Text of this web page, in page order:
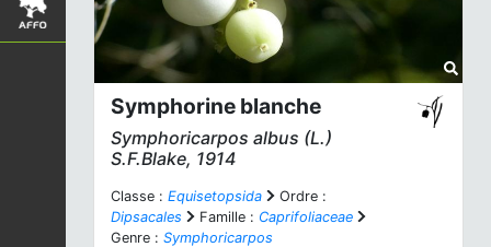
Symphorine blanche
Symphoricarpos albus (L.)
S.F.Blake, 1914
Classe : Equisetopsida
Ordre :
Dipsacales
Famille : Caprifoliaceae
Genre : Symphoricarpos